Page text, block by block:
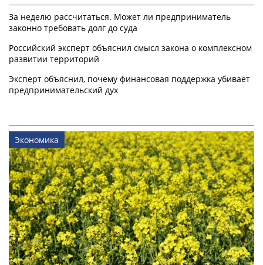
За неделю рассчитаться. Может ли предприниматель
законно требовать долг до суда
Российский эксперт объяснил смысл закона о комплексном
развитии территорий
Эксперт объяснил, почему финансовая поддержка убивает
предпринимательский дух
Экономика